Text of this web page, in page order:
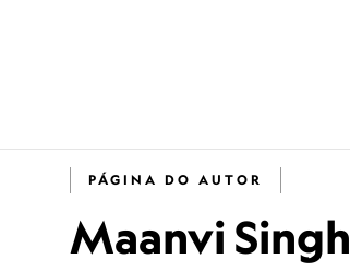
PÁGINA DO AUTOR
Maanvi Singh